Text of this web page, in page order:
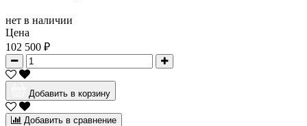
нет в наличии
Цена
102 500 ₽
Добавить в корзину
Добавить в сравнение